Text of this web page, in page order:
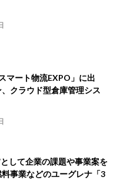
マート物流EXPO」に出
クラウド型倉庫管理シス
して企業の課題や事業案を
事業などのユーグレナ「3